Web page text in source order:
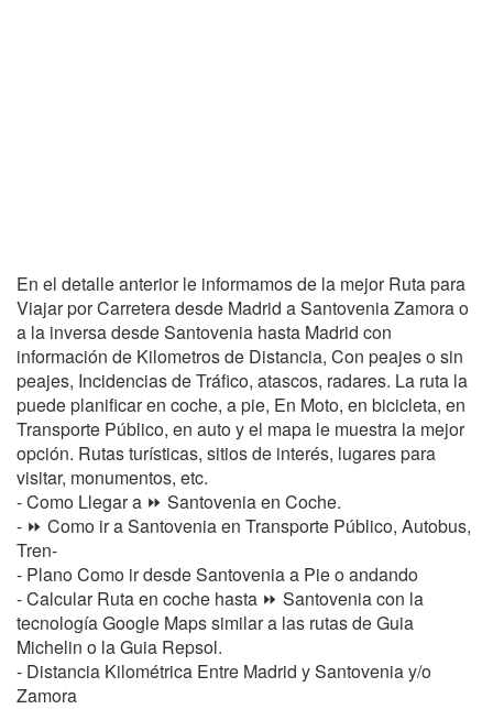
En el detalle anterior le informamos de la mejor Ruta para
Viajar por Carretera desde Madrid a Santovenia Zamora o
a la inversa desde Santovenia hasta Madrid con
información de Kilometros de Distancia, Con peajes o sin
peajes, Incidencias de Tráfico, atascos, radares. La ruta la
puede planificar en coche, a pie, En Moto, en bicicleta, en
Transporte Público, en auto y el mapa le muestra la mejor
opción. Rutas turísticas, sitios de interés, lugares para
visitar, monumentos, etc.
- Como Llegar a ⏩ Santovenia en Coche.
- ⏩ Como ir a Santovenia en Transporte Público, Autobus,
Tren-
- Plano Como ir desde Santovenia a Pie o andando
- Calcular Ruta en coche hasta ⏩ Santovenia con la
tecnología Google Maps similar a las rutas de Guia
Michelin o la Guia Repsol.
- Distancia Kilométrica Entre Madrid y Santovenia y/o
Zamora